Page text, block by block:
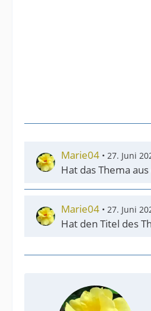
Marie04 27. Juni
Hat das Thema
Marie04 27. Juni
Hat den Titel des